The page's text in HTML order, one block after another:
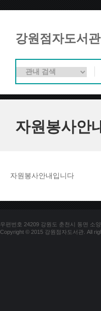
강원점자도서관
자원봉사안
자원봉사안내입니다
우편번호 24209 강원도 춘천시 동면 소
Copyright © 2015 강원점자도서관. All